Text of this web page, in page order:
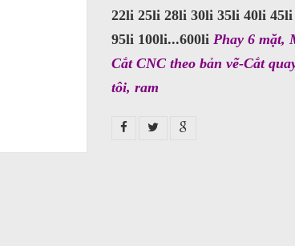
22li 25li 28li 30li 35li 40li
95li 100li...600li Phay 6 mặt,
Cắt CNC theo bản vẽ-Cắt
tôi, ram